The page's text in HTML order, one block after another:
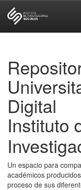
Digital
Instituto
Un espacio para
académicos
proceso de sus